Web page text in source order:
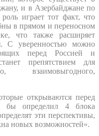
и в Азербайджане по
играет тот факт, что
в прямом и переносном
что также расширяет
С уверенностью можно
перед Россией и
препятствием для
взаимовыгодного,
открываются перед
бы определил 4 блока
эти перспективы,
новых возможностей».